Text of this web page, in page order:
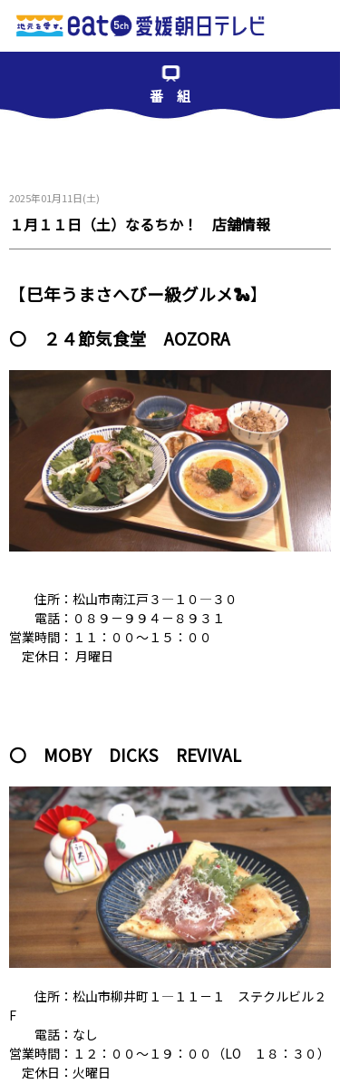
番 組
2025年01月11日(土)
１月１１日（土）なるちか！ 店舗情報
【巳年うまさへびー級グルメ🐍】
〇 ２４節気食堂 AOZORA
住所：松山市南江戸３―１０―３０
電話：０８９－９９４－８９３１
営業時間：１１：００〜１５：００
定休日： 月曜日
〇 MOBY DICKS REVIVAL
住所：松山市柳井町１―１１－１ ステクルビル２
F
電話：なし
営業時間：１２：００〜１９：００（LO １８：３０）
定休日：火曜日